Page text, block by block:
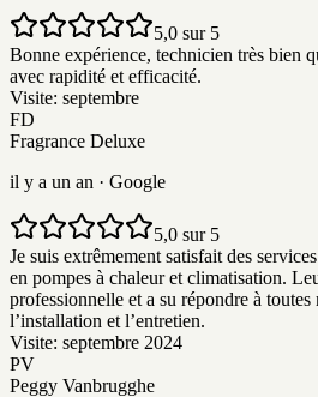
5,0 sur 5
Bonne expérience, technicien très bien
avec rapidité et efficacité.
Visite: septembre
FD
Fragrance Deluxe
il y a un an · Google
5,0 sur 5
Je suis extrêmement satisfait des
en pompes à chaleur et climatisation.
professionnelle et a su répondre à
l’installation et l’entretien.
Visite: septembre 2024
PV
Peggy Vanbrugghe